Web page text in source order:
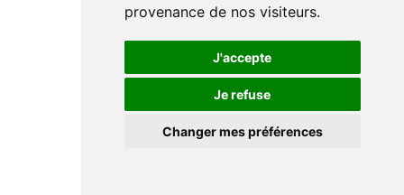
provenance de nos visiteurs.
J'accepte
Je refuse
Changer mes préférences